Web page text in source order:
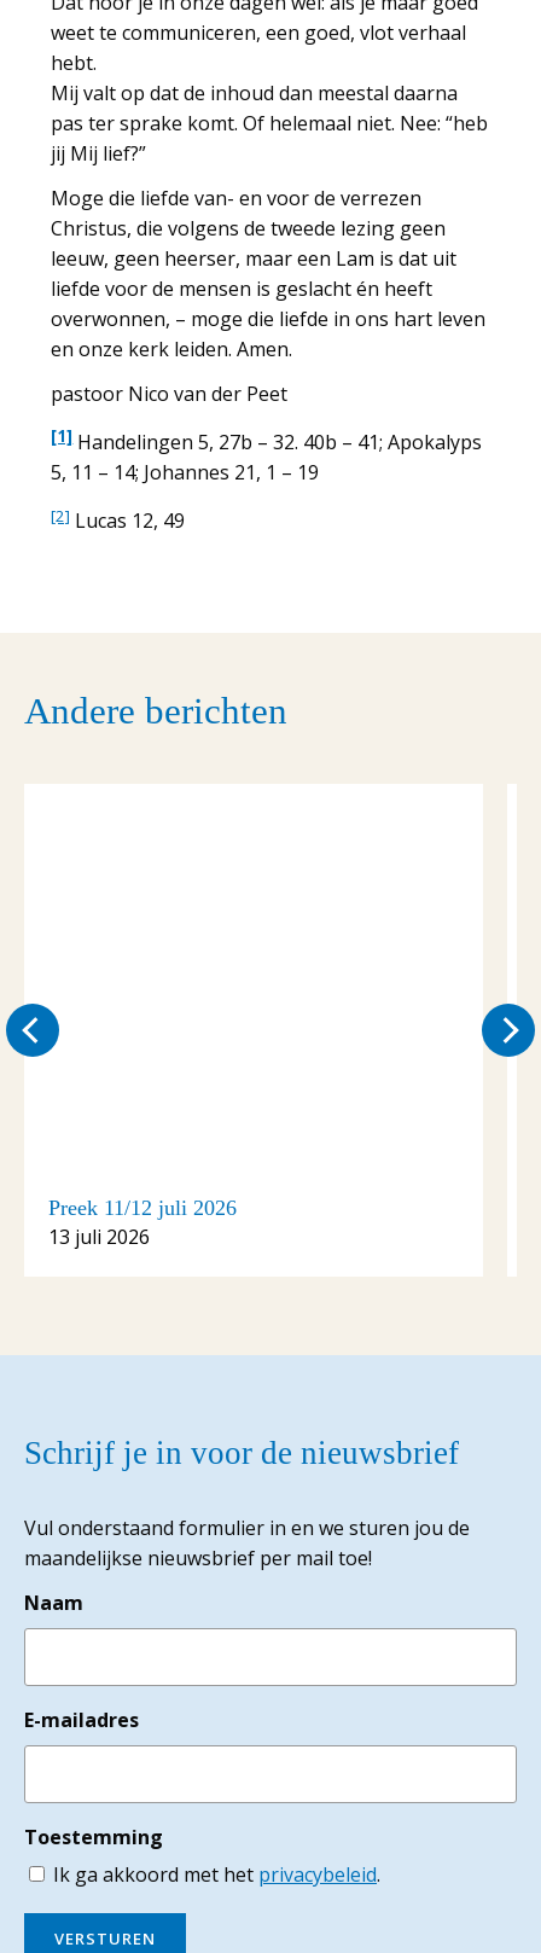
weet te communiceren, een goed, vlot verhaal
hebt.
Mij valt op dat de inhoud dan meestal daarna
pas ter sprake komt. Of helemaal niet. Nee: “heb
jij Mij lief?”
Moge die liefde van- en voor de verrezen
Christus, die volgens de tweede lezing geen
leeuw, geen heerser, maar een Lam is dat uit
liefde voor de mensen is geslacht én heeft
overwonnen, – moge die liefde in ons hart leven
en onze kerk leiden. Amen.
pastoor Nico van der Peet
[1]Handelingen 5, 27b – 32. 40b – 41; Apokalyps
5, 11 – 14; Johannes 21, 1 – 19
[2] Lucas 12, 49
Andere berichten
Preek 11/12 juli 2026
13 juli 2026
Schrijf je in voor de nieuwsbrief
Vul onderstaand formulier in en we sturen jou de
maandelijkse nieuwsbrief per mail toe!
Naam
E-mailadres
Toestemming
Ik ga akkoord met het privacybeleid.
VERSTUREN